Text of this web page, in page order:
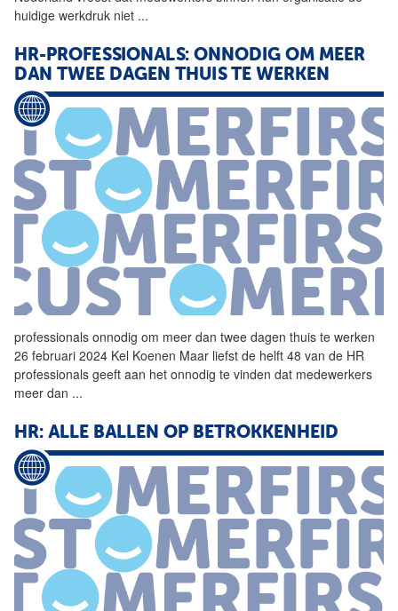
huidige werkdruk niet ...
HR-PROFESSIONALS: ONNODIG OM MEER
DAN TWEE DAGEN THUIS TE WERKEN
professionals onnodig om meer dan twee dagen thuis te werken
26 februari 2024 Kel Koenen Maar liefst de helft 48 van de HR
professionals geeft aan het onnodig te vinden dat medewerkers
meer dan ...
HR: ALLE BALLEN OP BETROKKENHEID